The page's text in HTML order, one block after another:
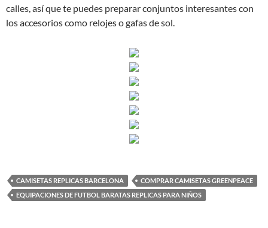
calles, así que te puedes preparar conjuntos interesantes con
los accesorios como relojes o gafas de sol.
CAMISETAS REPLICAS BARCELONA
COMPRAR CAMISETAS GREENPEACE
EQUIPACIONES DE FUTBOL BARATAS REPLICAS PARA NIÑOS